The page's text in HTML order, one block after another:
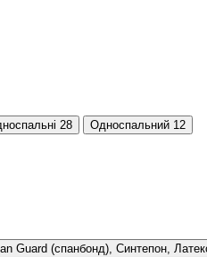
28 Односпальний 12
Guard (cпанбонд), Синтепон,